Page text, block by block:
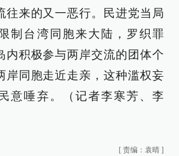
往来的又一恶行。民进党当局
制台湾同胞来大陆，罗织罪
内积极参与两岸交流的团体个
岸同胞走近走亲，这种滥权妄
意唾弃。（记者李寒芳、李
[ 责编：袁晴 ]